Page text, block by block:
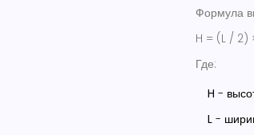
Формула
H = (L / 2)
Где:
H -
L-